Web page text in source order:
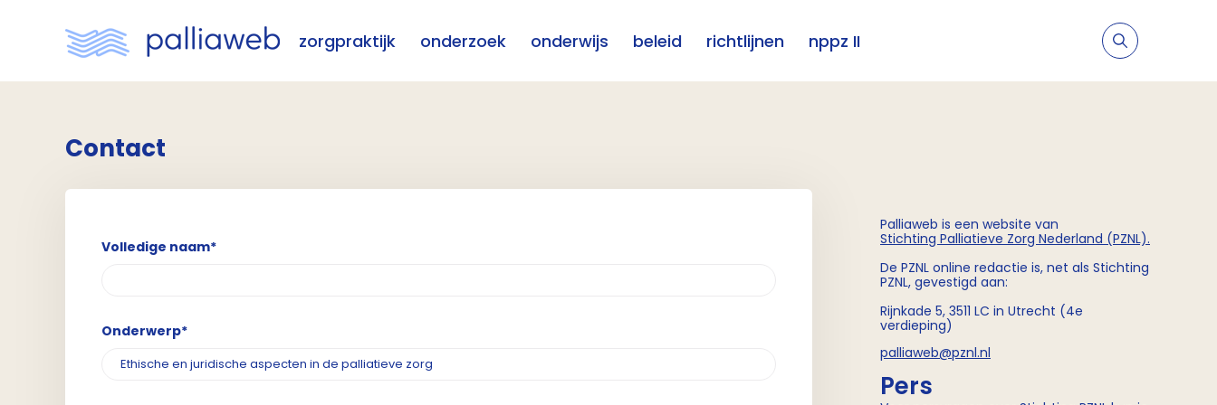
zorgpraktijk onderzoek onderwijs beleid richtlijnen nppz II
Contact
Volledige naam*
Onderwerp*
Palliaweb is een website van
Stichting Palliatieve Zorg Nederland (PZNL).
De PZNL online redactie is, net als Stichting
PZNL, gevestigd aan:
Rijnkade 5, 3511 LC in Utrecht (4e
verdieping)
palliaweb@pznl.nl
Pers